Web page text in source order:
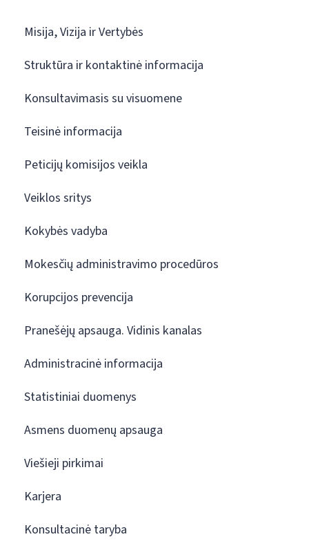
Misija, Vizija ir Vertybės
Struktūra ir kontaktinė informacija
Konsultavimasis su visuomene
Teisinė informacija
Peticijų komisijos veikla
Veiklos sritys
Kokybės vadyba
Mokesčių administravimo procedūros
Korupcijos prevencija
Pranešėjų apsauga. Vidinis kanalas
Administracinė informacija
Statistiniai duomenys
Asmens duomenų apsauga
Viešieji pirkimai
Karjera
Konsultacinė taryba